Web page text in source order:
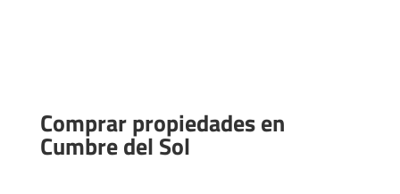
Comprar propiedades en
Cumbre del Sol